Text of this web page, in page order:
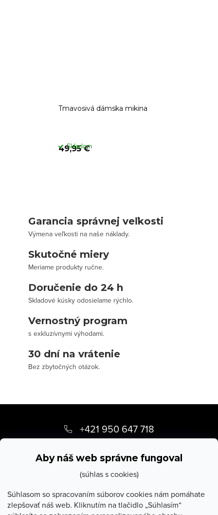
Aby náš web správne fungoval
(súhlas s cookies)
Súhlasom so spracovaním súborov cookies nám pomáhate
zlepšovať náš web. Kliknutím na tlačidlo „Súhlasím“
Tmavosivá dámska mikina
49,95 €
Skladom
Garancia správnej veľkosti
Výmena veľkosti na naše náklady.
Skutočné miery
Meriame produkty ručne.
Doručenie do 24 h
Skladové kúsky odosielame rýchlo.
Vernostný program
s exkluzívnymi výhodami.
30 dní na vrátenie
Bez zbytočných otázok.
p
+421 950 647 718